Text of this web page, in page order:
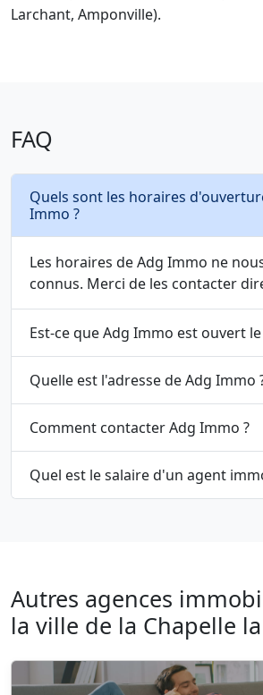
Larchant, Amponville).
FAQ
Quels sont les horaires
Immo ?
Les horaires de Adg Immo ne
connus. Merci de les contacter
Est-ce que Adg Immo est ouvert
Quelle est l'adresse de Adg Immo
Comment contacter Adg Immo ?
Quel est le salaire d'un agent
Autres agences
la ville de la Chapelle